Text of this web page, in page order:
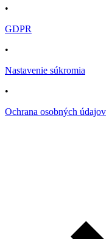
•
GDPR
•
Nastavenie súkromia
•
Ochrana osobných údajov